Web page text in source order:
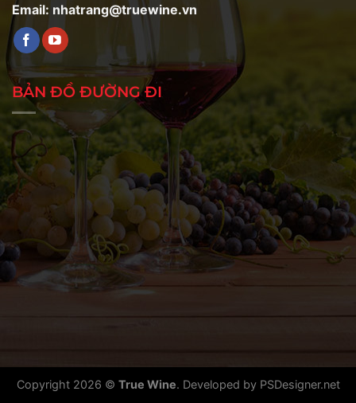
Email: nhatrang@truewine.vn
BẢN ĐỒ ĐƯỜNG ĐI
Copyright 2026 © True Wine. Developed by PSDesigner.net